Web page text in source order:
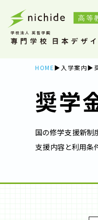
HOME 入学案内
奨学
国の修学支援新制
支援内容と利用条